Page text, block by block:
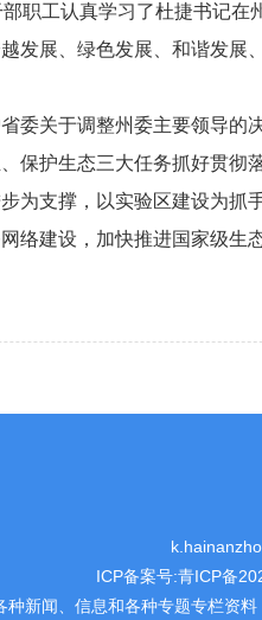
职工认真学习了杜捷书记
发展、绿色发展、和谐发
委关于调整州委主要领导
保护生态三大任务抓好贯
为支撑，以实验区建设为
络建设，加快推进国家级
ICP备案号:青ICP备
种新闻、信息和各种专题专栏资